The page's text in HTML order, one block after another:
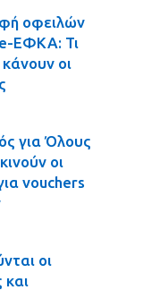
οφειλών
ΕΦΚΑ: Τι
οι
για Όλους
οι
vouchers
οι
και